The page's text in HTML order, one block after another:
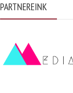
PARTNEREINK